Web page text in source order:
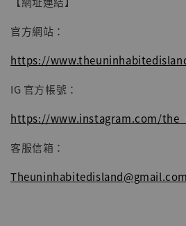
官方網站：
https://
IG 官方帳號：
https://www.instagram.com/
客服信箱：
Theuninhabitedisland@gmail.com